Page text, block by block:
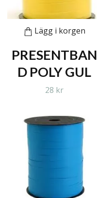
Lägg i korgen
PRESENTBAN
D POLY GUL
28 kr